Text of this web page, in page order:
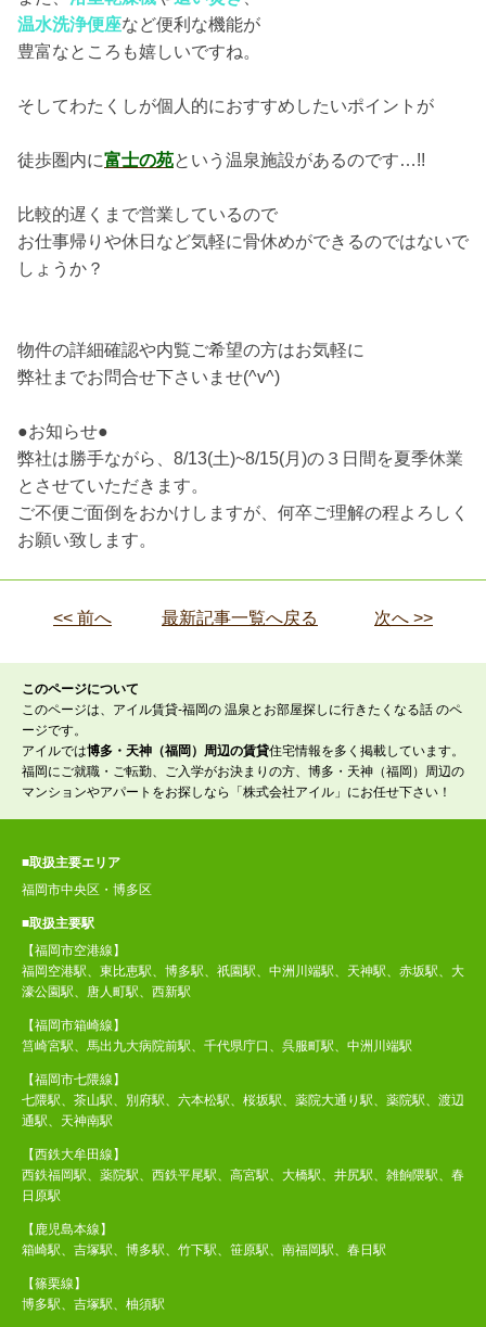
温水洗浄便座など便利な機能が
豊富なところも嬉しいですね。
そしてわたくしが個人的におすすめしたいポイントが
徒歩圏内に富士の苑という温泉施設があるのです…!!
比較的遅くまで営業しているので
お仕事帰りや休日など気軽に骨休めができるのではないで
しょうか？
物件の詳細確認や内覧ご希望の方はお気軽に
弊社までお問合せ下さいませ(^v^)
●お知らせ●
弊社は勝手ながら、8/13(土)~8/15(月)の３日間を夏季休業
とさせていただきます。
ご不便ご面倒をおかけしますが、何卒ご理解の程よろしく
お願い致します。
<< 前へ 最新記事一覧へ戻る 次へ >>
このページについて
このページは、アイル賃貸-福岡の 温泉とお部屋探しに行きたくなる話 のペ
ージです。
アイルでは博多・天神（福岡）周辺の賃貸住宅情報を多く掲載しています。
福岡にご就職・ご転勤、ご入学がお決まりの方、博多・天神（福岡）周辺の
マンションやアパートをお探しなら「株式会社アイル」にお任せ下さい！
■取扱主要エリア
福岡市中央区・博多区
■取扱主要駅
【福岡市空港線】
福岡空港駅、東比恵駅、博多駅、祇園駅、中洲川端駅、天神駅、赤坂駅、大
濠公園駅、唐人町駅、西新駅
【福岡市箱崎線】
筥崎宮駅、馬出九大病院前駅、千代県庁口、呉服町駅、中洲川端駅
【福岡市七隈線】
七隈駅、茶山駅、別府駅、六本松駅、桜坂駅、薬院大通り駅、薬院駅、渡辺
通駅、天神南駅
【西鉄大牟田線】
西鉄福岡駅、薬院駅、西鉄平尾駅、高宮駅、大橋駅、井尻駅、雑餉隈駅、春
日原駅
【鹿児島本線】
箱崎駅、吉塚駅、博多駅、竹下駅、笹原駅、南福岡駅、春日駅
【篠栗線】
博多駅、吉塚駅、柚須駅